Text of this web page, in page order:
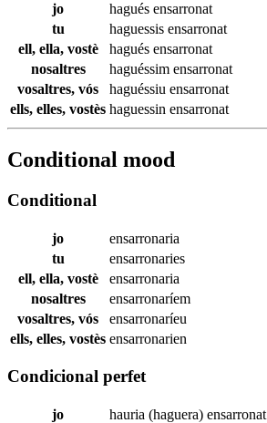
jo hagués ensarronat
tu
haguessis ensarronat
ell, ella, vostè
hagués ensarronat
nosaltres
haguéssim ensarronat
vosaltres, vós
haguéssiu ensarronat
ells, elles, vostès haguessin ensarronat
Conditional mood
Conditional
jo
ensarronaria
tu
ensarronaries
ell, ella, vostè
ensarronaria
nosaltres
ensarronaríem
vosaltres, vós
ensarronaríeu
ells, elles, vostès ensarronarien
Condicional perfet
jo hauria (haguera) ensarronat